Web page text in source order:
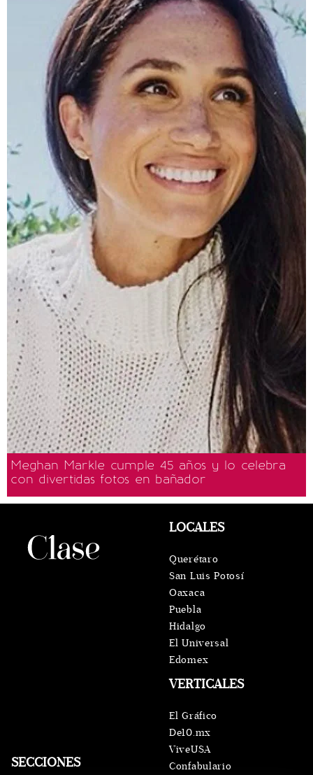
Meghan Markle cumple 45 años y lo celebra
con divertidas fotos en bañador
SECCIONES
VERTICALES
El Gráfico
De10.mx
ViveUSA
Confabulario
LOCALES
Querétaro
San Luis Potosí
Oaxaca
Puebla
Hidalgo
El Universal
Edomex